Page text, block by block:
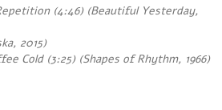
(4:46) (Beautiful Yesterday,
2015)
Cold (3:25) (Shapes of Rhythm, 1966)